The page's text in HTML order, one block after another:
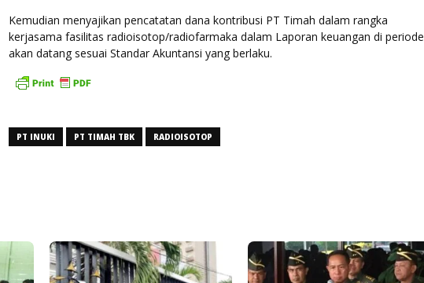
Kemudian menyajikan pencatatan dana kontribusi PT Timah dalam rangka
kerjasama fasilitas radioisotop/radiofarmaka dalam Laporan keuangan di periode
akan datang sesuai Standar Akuntansi yang berlaku.
PT INUKI PT TIMAH TBK RADIOISOTOP